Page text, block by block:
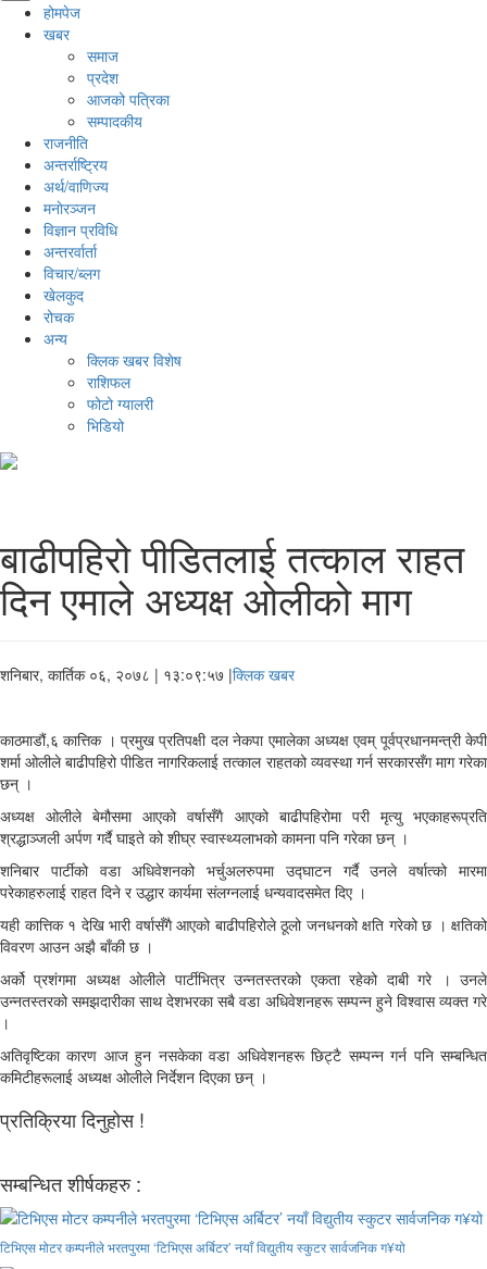
होमपेज
खबर
समाज
प्रदेश
आजको पत्रिका
सम्पादकीय
राजनीति
अन्तर्राष्ट्रिय
अर्थ/वाणिज्य
मनाेरञ्जन
विज्ञान प्रविधि
अन्तरर्वार्ता
विचार/ब्लग
खेलकुद
रोचक
अन्य
क्लिक खबर विशेष
राशिफल
फोटो ग्यालरी
भिडियो
बाढीपहिरो पीडितलाई तत्काल राहत
दिन एमाले अध्यक्ष ओलीको माग
शनिबार, कार्तिक ०६, २०७८ | १३:०९:५७ |क्लिक खबर
काठमाडौं,६ कात्तिक । प्रमुख प्रतिपक्षी दल नेकपा एमालेका अध्यक्ष एवम् पूर्वप्रधानमन्त्री केपी
शर्मा ओलीले बाढीपहिरो पीडित नागरिकलाई तत्काल राहतको व्यवस्था गर्न सरकारसँग माग गरेका
छन् ।
अध्यक्ष ओलीले बेमौसमा आएको वर्षासँगै आएको बाढीपहिरोमा परी मृत्यु भएकाहरूप्रति
श्रद्धाञ्जली अर्पण गर्दै घाइते को शीघ्र स्वास्थ्यलाभको कामना पनि गरेका छन् ।
शनिबार पार्टीको वडा अधिवेशनको भर्चुअलरुपमा उद्घाटन गर्दै उनले वर्षात्को मारमा
परेकाहरुलाई राहत दिने र उद्धार कार्यमा संलग्नलाई धन्यवादसमेत दिए ।
यही कात्तिक १ देखि भारी वर्षासँगै आएको बाढीपहिरोले ठूलो जनधनको क्षति गरेको छ । क्षतिको
विवरण आउन अझै बाँकी छ ।
अर्को प्रशंगमा अध्यक्ष ओलीले पार्टीभित्र उन्नतस्तरको एकता रहेको दाबी गरे । उनले
उन्नतस्तरको समझदारीका साथ देशभरका सबै वडा अधिवेशनहरू सम्पन्न हुने विश्वास व्यक्त गरे
।
अतिवृष्टिका कारण आज हुन नसकेका वडा अधिवेशनहरू छिट्टै सम्पन्न गर्न पनि सम्बन्धित
कमिटीहरूलाई अध्यक्ष ओलीले निर्देशन दिएका छन् ।
प्रतिक्रिया दिनुहोस !
सम्बन्धित शीर्षकहरु :
टिभिएस मोटर कम्पनीले भरतपुरमा ‘टिभिएस अर्बिटर’ नयाँ विद्युतीय स्कुटर सार्वजनिक ग¥यो